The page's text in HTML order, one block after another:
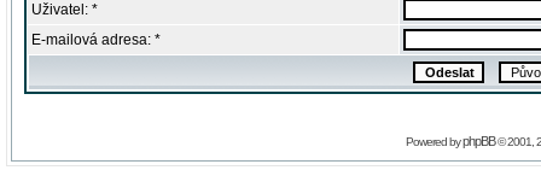
Uživatel: *
E-mailová adresa: *
Powered byphpBB© 2001,